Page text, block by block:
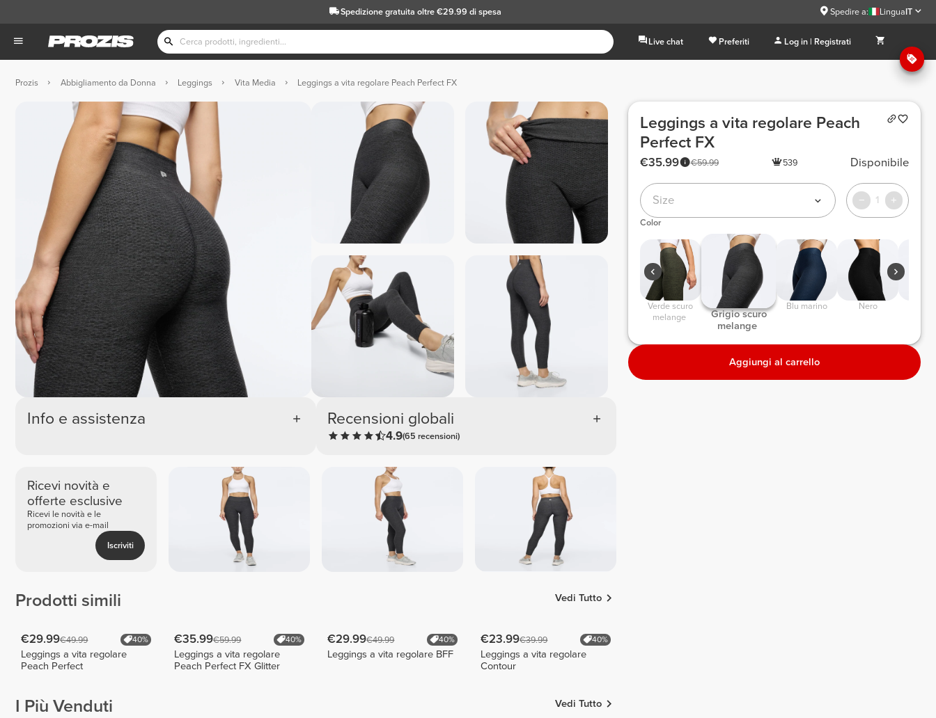
Spedizione gratuita oltre €29.99 di spesa Spedire a: LinguaIT
Live chat Preferiti Log in | Registrati
Prozis Abbigliamento da Donna Leggings Vita Media Leggings a vita regolare Peach Perfect FX
Info e assistenza Recensioni globali
4.9(65 recensioni)
Ricevi novità e
offerte esclusive
Ricevi le novità e le
promozioni via e-mail
Iscriviti
Prodotti simili Vedi Tutto
€29.99€49.99 40%
Leggings a vita regolare
Peach Perfect
€35.99€59.99 40%
Leggings a vita regolare
Peach Perfect FX Glitter
€29.99€49.99 40%
Leggings a vita regolare BFF
€23.99€39.99 40%
Leggings a vita regolare
Contour
I Più Venduti Vedi Tutto
Leggings a vita regolare Peach
Perfect FX
€59.99
€35.99 539 Disponibile
Size 1
Color
Verde scuro
melange
Grigio scuro
melange
Blu marino Nero
Aggiungi al carrello